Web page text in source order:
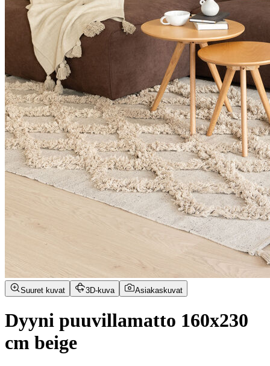
Suuret kuvat 3D-kuva Asiakaskuvat
Dyyni puuvillamatto 160x230
cm beige